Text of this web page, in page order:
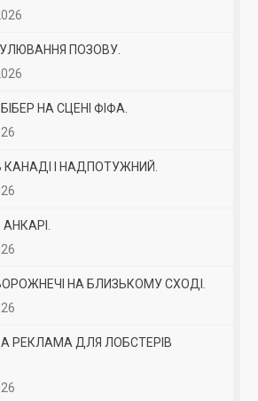
ПОЗОВУ.
НА СЦЕНІ ФІФА.
КАНАДІ І НАДПОТУЖНИЙ.
АНКАРІ.
НА БЛИЗЬКОМУ СХОДІ.
РЕКЛАМА ДЛЯ ЛОБСТЕРІВ